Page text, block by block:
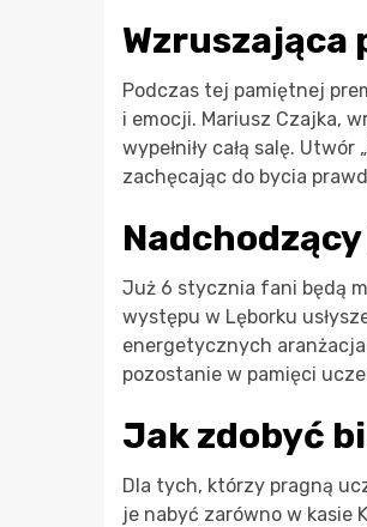
Podczas tej pamiętnej
i emocji. Mariusz Czajka,
wypełniły całą salę.
zachęcając do bycia
Już 6 stycznia fani będą
występu w Lęborku
energetycznych
pozostanie w pamięci
Jak zdobyć
Dla tych, którzy pragną
je nabyć zarówno w kasie